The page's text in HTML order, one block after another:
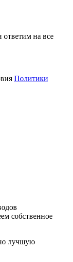
на все
Политики
собственное
лучшую